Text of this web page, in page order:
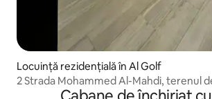
Locuință rezidențială în Al Golf
2 Strada Mohammed Al-Mahdi, terenul